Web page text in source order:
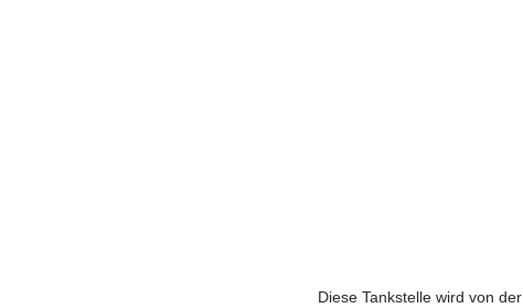
Diese Tankstelle wird von